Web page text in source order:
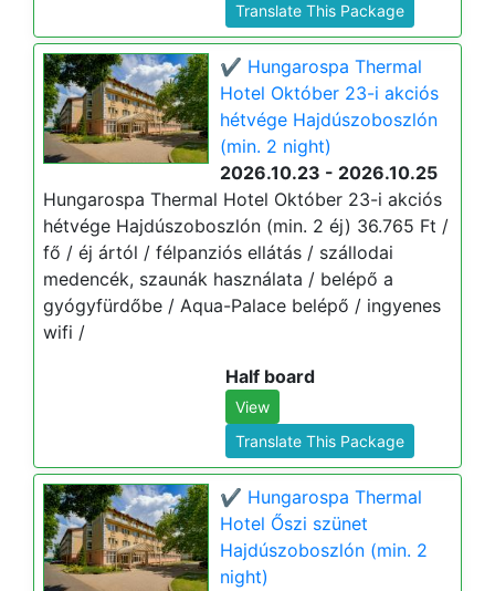
Translate This Package
✔️ Hungarospa Thermal
Hotel Október 23-i akciós
hétvége Hajdúszoboszlón
(min. 2 night)
2026.10.23 - 2026.10.25
Hungarospa Thermal Hotel Október 23-i akciós
hétvége Hajdúszoboszlón (min. 2 éj) 36.765 Ft /
fő / éj ártól / félpanziós ellátás / szállodai
medencék, szaunák használata / belépő a
gyógyfürdőbe / Aqua-Palace belépő / ingyenes
wifi /
Half board
View
Translate This Package
✔️ Hungarospa Thermal
Hotel Őszi szünet
Hajdúszoboszlón (min. 2
night)